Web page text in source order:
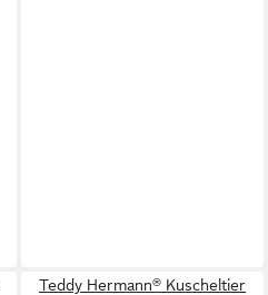
Teddy Hermann® Kuscheltier